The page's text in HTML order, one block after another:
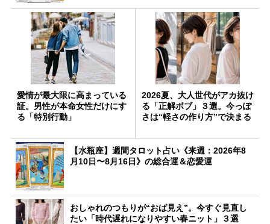
愛情が最大限に高まっている
証。男性が本命女性だけにす
る「特別行動」
2026夏、大人世代がアカ抜け
る「正解ボブ」３選。今っぽ
さは“軽さの作り方”で決まる
【水瓶座】週間タロット占い《来週：2026年8
月10日〜8月16日》の総合運＆恋愛運
おしゃれのつもりが“おば見え”。今すぐ見直し
たい「時代遅れになりやすい春ニット」３選